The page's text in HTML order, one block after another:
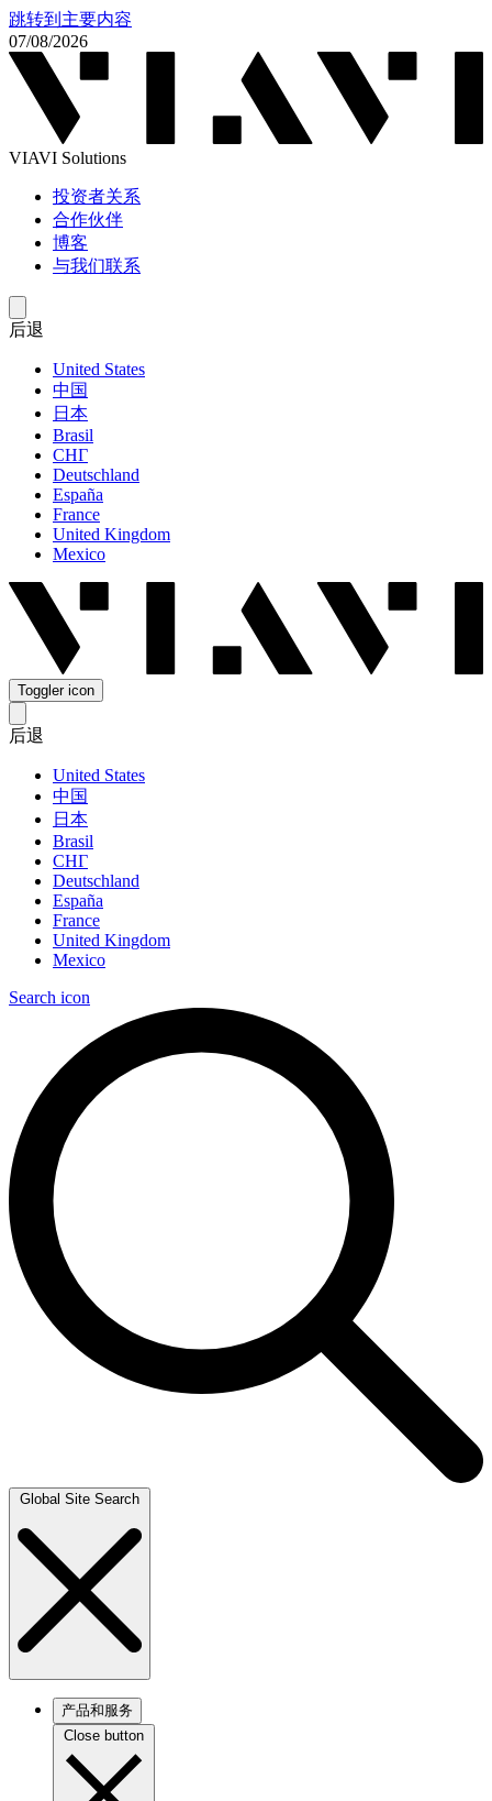
跳转到主要内容
07/08/2026
VIAVI Solutions
投资者关系
合作伙伴
博客
与我们联系
后退
United States
中国
日本
Brasil
СНГ
Deutschland
España
France
United Kingdom
Mexico
Toggler icon
后退
United States
中国
日本
Brasil
СНГ
Deutschland
España
France
United Kingdom
Mexico
Search icon
Global Site Search
产品和服务
Close button